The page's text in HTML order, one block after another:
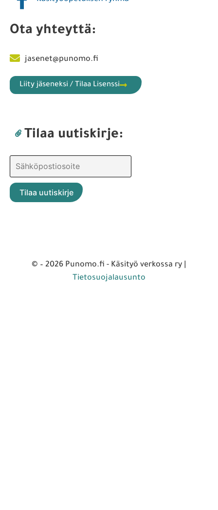
Ota yhteyttä:
jasenet@punomo.fi
Liity jäseneksi / Tilaa Lisenssi
Tilaa uutiskirje:
© – 2026 Punomo.fi - Käsityö verkossa ry |
Tietosuojalausunto